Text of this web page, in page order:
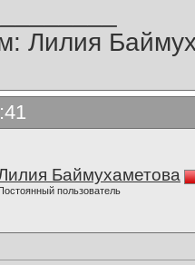
Лилия
Баймухаметова
пользователь